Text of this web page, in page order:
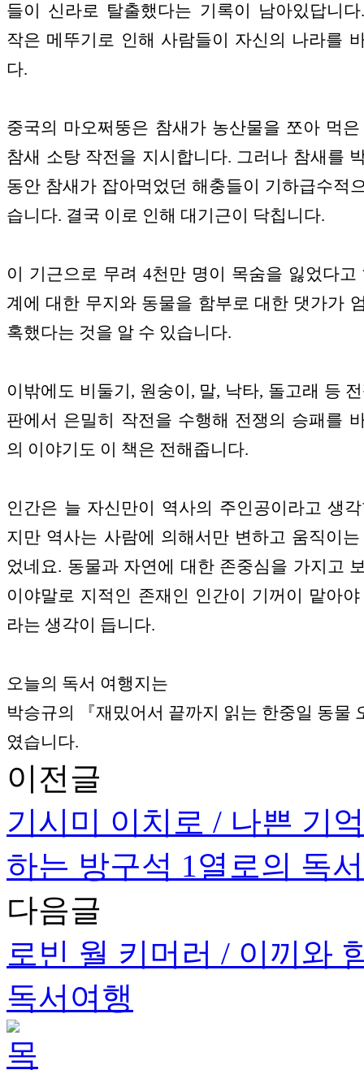
들이 신라로 탈출했다는 기록이 남아있답니
작은 메뚜기로 인해 사람들이 자신의 나라를
다.
중국의 마오쩌뚱은 참새가 농산물을 쪼아 먹
참새 소탕 작전을 지시합니다. 그러나 참새를
동안 참새가 잡아먹었던 해충들이 기하급수적
습니다. 결국 이로 인해 대기근이 닥칩니다.
이 기근으로 무려 4천만 명이 목숨을 잃었다고
계에 대한 무지와 동물을 함부로 대한 댓가가
혹했다는 것을 알 수 있습니다.
이밖에도 비둘기, 원숭이, 말, 낙타, 돌고래 등
판에서 은밀히 작전을 수행해 전쟁의 승패를
의 이야기도 이 책은 전해줍니다.
인간은 늘 자신만이 역사의 주인공이라고 생
지만 역사는 사람에 의해서만 변하고 움직이
었네요. 동물과 자연에 대한 존중심을 가지고
이야말로 지적인 존재인 인간이 기꺼이 맡아
라는 생각이 듭니다.
오늘의 독서 여행지는
박승규의 『재밌어서 끝까지 읽는 한중일 동물
였습니다.
이전글
기시미 이치로 / 나쁜 기
하는 방구석 1열로의 독
다음글
로빈 월 키머러 / 이끼와
독서여행